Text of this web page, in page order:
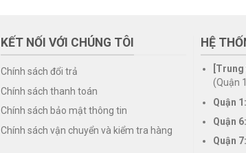
KẾT NỐI VỚI CHÚNG TÔI
Chính sách đổi trả
Chính sách thanh toán
Chính sách bảo mật thông tin
Chính sách vận chuyển và kiểm tra hàng
HỆ
(Quận
Quận 1:
Quận 6:
Quận 7: